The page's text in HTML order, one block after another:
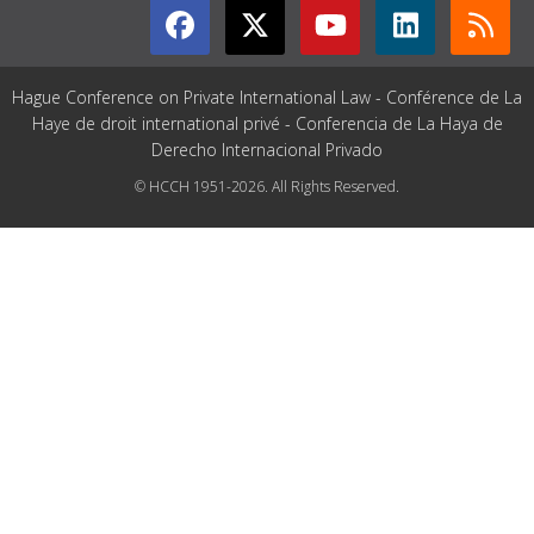
Hague Conference on Private International Law - Conférence de La
Haye de droit international privé - Conferencia de La Haya de
Derecho Internacional Privado
© HCCH 1951-2026. All Rights Reserved.